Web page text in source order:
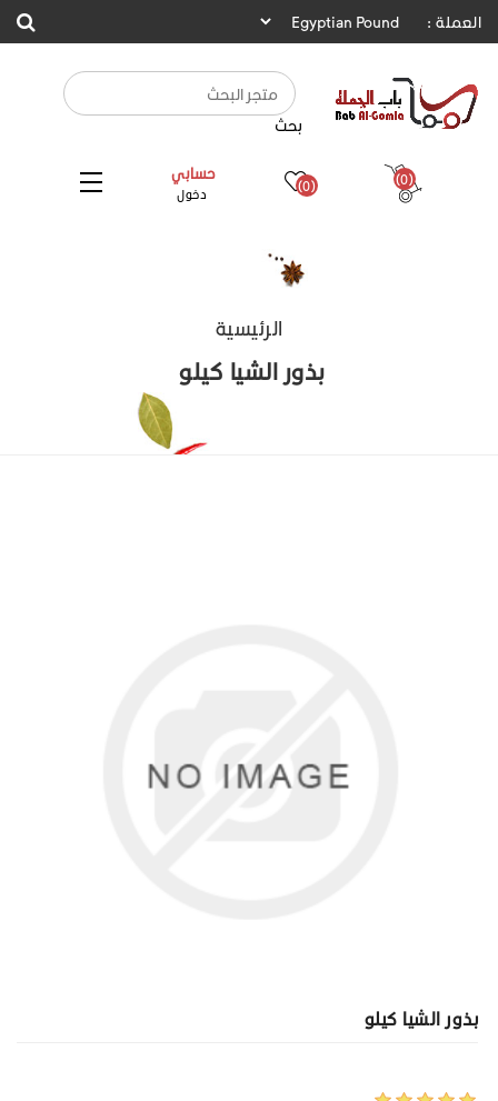
العملة :
بحث
حسابي
دخول (0) (0)
الرئيسية
بذور الشيا كيلو
بذور الشيا كيلو